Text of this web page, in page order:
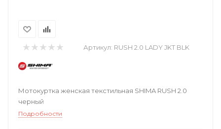
Артикул: RUSH 2.0 LADY JKT BLK
Мотокуртка женская текстильная SHIMA RUSH 2.0
черный
Подробности